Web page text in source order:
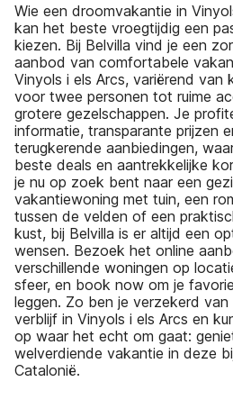
Wie een droomvakantie in
kan het beste vroegtijdig een
kiezen. Bij Belvilla vind je een
aanbod van comfortabele
Vinyols i els Arcs, variërend van
voor twee personen tot ruime
grotere gezelschappen. Je
informatie, transparante prijzen
terugkerende aanbiedingen,
beste deals en aantrekkelijke
je nu op zoek bent naar een
vakantiewoning met tuin, een
tussen de velden of een
kust, bij Belvilla is er altijd een
wensen. Bezoek het online
verschillende woningen op
sfeer, en book now om je
leggen. Zo ben je verzekerd
verblijf in Vinyols i els Arcs en
op waar het echt om gaat:
welverdiende vakantie in deze
Catalonië.